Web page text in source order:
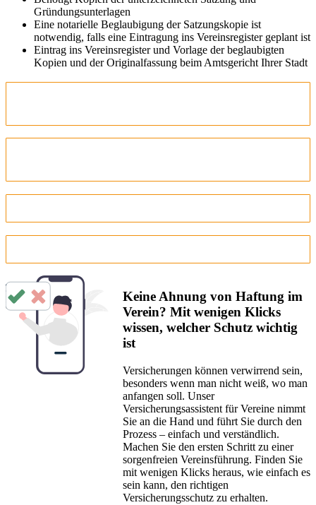
Gründungsunterlagen
Eine notarielle Beglaubigung der Satzungskopie ist
notwendig, falls eine Eintragung ins Vereinsregister geplant ist
Eintrag ins Vereinsregister und Vorlage der beglaubigten
Kopien und der Originalfassung beim Amtsgericht Ihrer Stadt
Keine Ahnung von Haftung im
Verein? Mit wenigen Klicks
wissen, welcher Schutz wichtig
ist
Versicherungen können verwirrend sein,
besonders wenn man nicht weiß, wo man
anfangen soll. Unser
Versicherungsassistent für Vereine nimmt
Sie an die Hand und führt Sie durch den
Prozess – einfach und verständlich.
Machen Sie den ersten Schritt zu einer
sorgenfreien Vereinsführung. Finden Sie
mit wenigen Klicks heraus, wie einfach es
sein kann, den richtigen
Versicherungsschutz zu erhalten.